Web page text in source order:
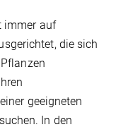
immer auf
die sich
geeigneten
In den